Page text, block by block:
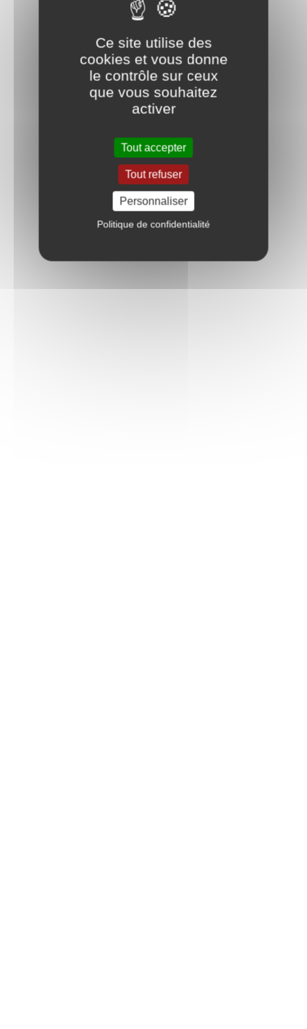
Ce site utilise des
cookies et vous donne
le contrôle sur ceux
que vous souhaitez
activer
Tout accepter
Tout refuser
Personnaliser
Politique de confidentialité